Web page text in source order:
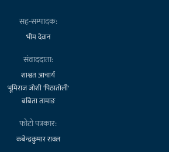
सह-सम्पादक:
भीम देवान
संवाददाता:
शाश्वत आचार्य
भूमिराज जोशी 'पिठातोली'
बबिता तामाङ
फोटो पत्रकार:
कबेन्द्रकुमार रावल